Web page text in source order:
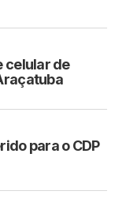
celular de
para o CDP